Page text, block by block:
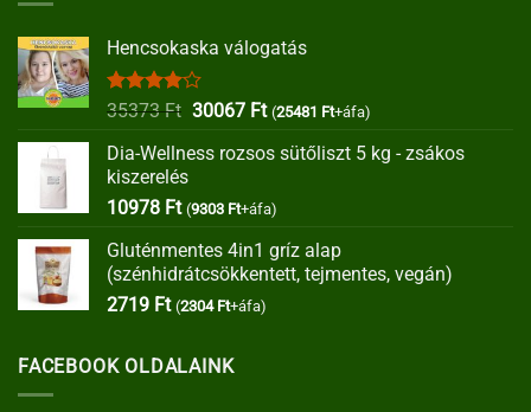
Hencsokaska válogatás
Értékelés:
35373Ft Original
was:
30067 FtCurrent
is:
(25481 Ft+áfa)
Dia-Wellness rozsos sütőliszt 5 kg - zsákos
kiszerelés
10978 Ft (9303 Ft+áfa)
Gluténmentes 4in1 gríz alap
(szénhidrátcsökkentett, tejmentes, vegán)
2719 Ft (2304 Ft+áfa)
FACEBOOK OLDALAINK